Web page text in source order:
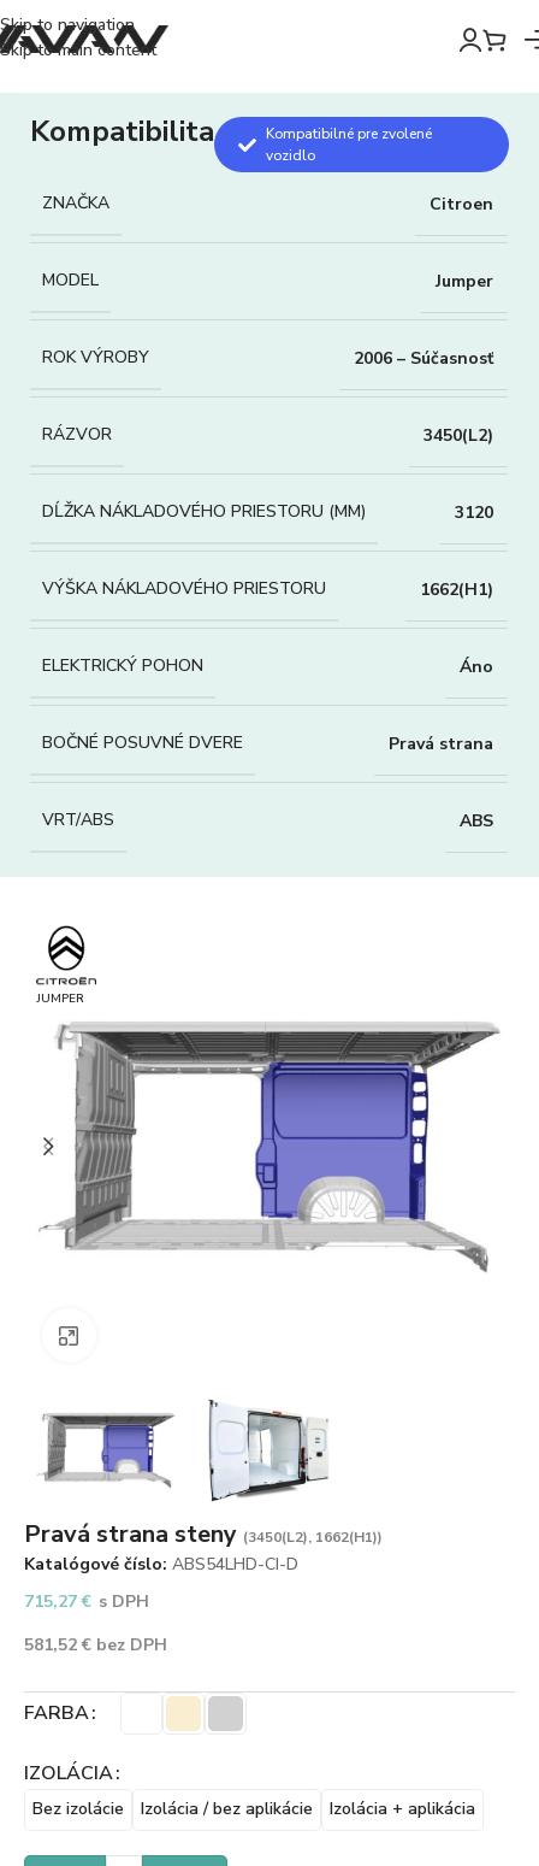
Skip to navigation
Skip to main content
Kompatibilita
Kompatibilné pre zvolené
vozidlo
ZNAČKA Citroen
MODEL Jumper
ROK VÝROBY 2006 – Súčasnosť
RÁZVOR 3450(L2)
DĹŽKA NÁKLADOVÉHO PRIESTORU (MM) 3120
VÝŠKA NÁKLADOVÉHO PRIESTORU 1662(H1)
ELEKTRICKÝ POHON Áno
BOČNÉ POSUVNÉ DVERE Pravá strana
VRT/ABS ABS
JUMPER
Pravá strana steny (3450(L2), 1662(H1))
Katalógové číslo: ABS54LHD-CI-D
715,27€ s DPH
581,52€ bez DPH
FARBA
IZOLÁCIA
Bez izolácie Izolácia / bez aplikácie Izolácia + aplikácia